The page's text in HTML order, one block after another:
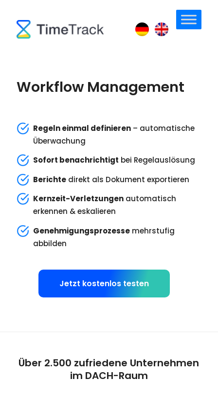
Workflow Management
Regeln einmal definieren– automatische
Überwachung
Sofort benachrichtigt bei Regelauslösung
Berichtedirekt als Dokument exportieren
Kernzeit-Verletzungenautomatisch
erkennen & eskalieren
Genehmigungsprozessemehrstufig
abbilden
Jetzt kostenlos testen
Über 2.500 zufriedene Unternehmen
im DACH-Raum